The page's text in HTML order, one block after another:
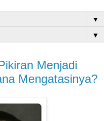
▼
▼
Menjadi
Mengatasinya?